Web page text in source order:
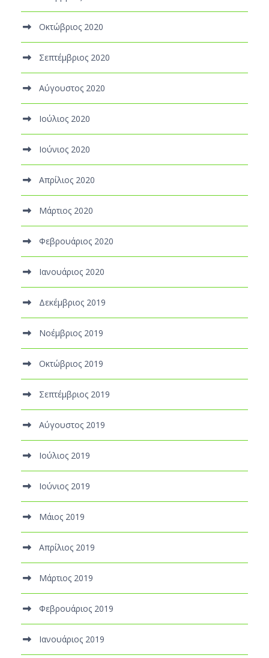
Οκτώβριος 2020
Σεπτέμβριος 2020
Αύγουστος 2020
Ιούλιος 2020
Ιούνιος 2020
Απρίλιος 2020
Μάρτιος 2020
Φεβρουάριος 2020
Ιανουάριος 2020
Δεκέμβριος 2019
Νοέμβριος 2019
Οκτώβριος 2019
Σεπτέμβριος 2019
Αύγουστος 2019
Ιούλιος 2019
Ιούνιος 2019
Μάιος 2019
Απρίλιος 2019
Μάρτιος 2019
Φεβρουάριος 2019
Ιανουάριος 2019